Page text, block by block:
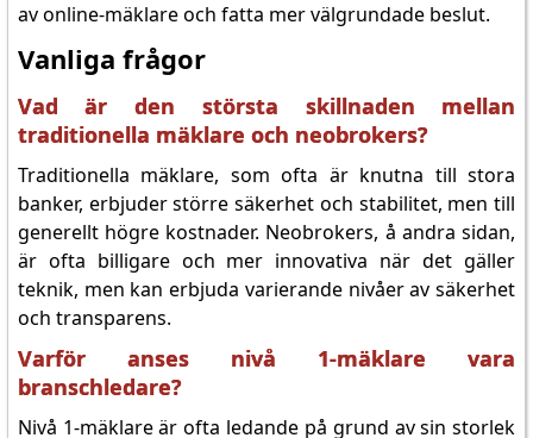
av online-mäklare och fatta mer välgrundade beslut.
Vanliga frågor
Vad är den största skillnaden mellan
traditionella mäklare och neobrokers?
Traditionella mäklare, som ofta är knutna till stora
banker, erbjuder större säkerhet och stabilitet, men till
generellt högre kostnader. Neobrokers, å andra sidan,
är ofta billigare och mer innovativa när det gäller
teknik, men kan erbjuda varierande nivåer av säkerhet
och transparens.
Varför anses nivå 1-mäklare vara
branschledare?
Nivå 1-mäklare är ofta ledande på grund av sin storlek